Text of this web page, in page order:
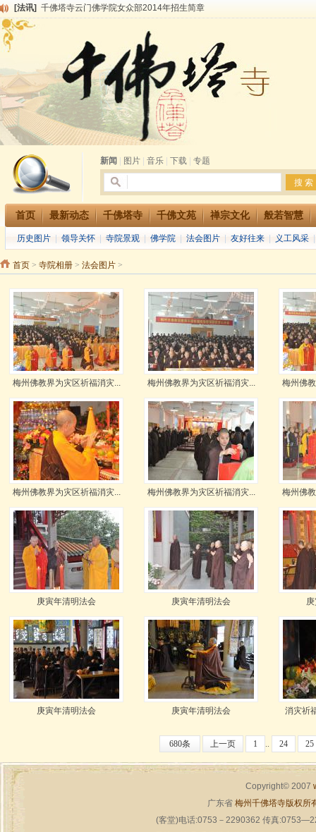
[法讯] 千佛塔寺云门佛学院女众部2014年招生简章
[法讯]
共赴华藏世界 进入最后七天倒计时 殊胜华严法会 快快同享富贵庄严海
千佛塔寺阅藏堂周末阅藏报名通知
[法讯]
清明节祭祖报恩地藏法会
[法讯] 本寺方丈上明下慧尼和尚开讲《六祖坛经》
[法讯]
2015-3-26师父于法堂对大众的开示
[法讯]
广东千佛塔寺云门佛学院女众部 2016年招生简章
[法讯]
恭请海涛法师莅临千佛塔寺弘法
[法讯] 2014年七月大法会 祈福息灾地藏七 冥阳两利普渡群蒙盂兰盆
新闻
图片 音乐 下载 专题
首页 最新动态 千佛塔寺 千佛文苑 禅宗文化 般若智慧
历史图片 领导关怀 寺院景观 佛学院 法会图片 友好往来 义工风采
首页 > 寺院相册 > 法会图片 >
梅州佛教界为灾区祈福消灾... 梅州佛教界为灾区祈福消灾... 梅州佛
梅州佛教界为灾区祈福消灾... 梅州佛教界为灾区祈福消灾... 梅州佛
庚寅年清明法会 庚寅年清明法会
庚寅年清明法会 庚寅年清明法会 消灾祈
680条 上一页 1 .. 24 25
Copyright© 2007
广东省 梅州千佛塔寺版权所
(客堂)电话:0753－2290362 传真